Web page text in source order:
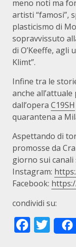
meno noti ma
artisti “famosi”,
plasticismo di
sopravvissuto
di O’Keeffe,
Klimt”.
Infine tra le
anche
dall’opera C19SH
quarantena a
Aspettando di
promosse da
giorno sui canali
Instagram:
Facebook:
condividi su: